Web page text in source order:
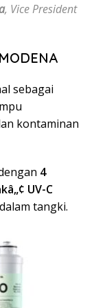
, Vice President
sebagai
kontaminan
4
UV-C
tangki.